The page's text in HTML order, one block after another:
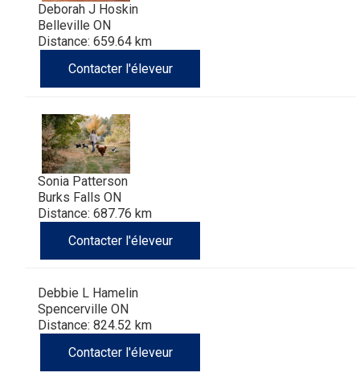
Deborah J Hoskin
Belleville ON
Distance: 659.64 km
Contacter l'éleveur
Sonia Patterson
Burks Falls ON
Distance: 687.76 km
Contacter l'éleveur
Debbie L Hamelin
Spencerville ON
Distance: 824.52 km
Contacter l'éleveur